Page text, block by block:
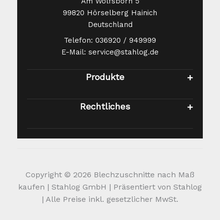
99820 Hörselberg Hainich
Deutschland
Telefon: 036920 / 949999
E-Mail: service@stahlog.de
Produkte
Rechtliches
Copyright © 2026 Blechzuschnitte nach Maß
kaufen | Stahlog GmbH | Präsentiert von Stahlog
| Alle Preise inkl. gesetzlicher MwSt.